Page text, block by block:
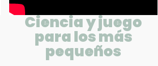
Ciencia y juego
para los más
pequeños